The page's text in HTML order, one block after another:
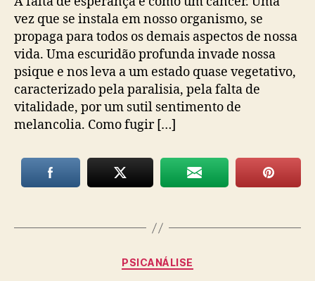
vez que se instala em nosso organismo, se
propaga para todos os demais aspectos de nossa
vida. Uma escuridão profunda invade nossa
psique e nos leva a um estado quase vegetativo,
caracterizado pela paralisia, pela falta de
vitalidade, por um sutil sentimento de
melancolia. Como fugir […]
Categorias
PSICANÁLISE